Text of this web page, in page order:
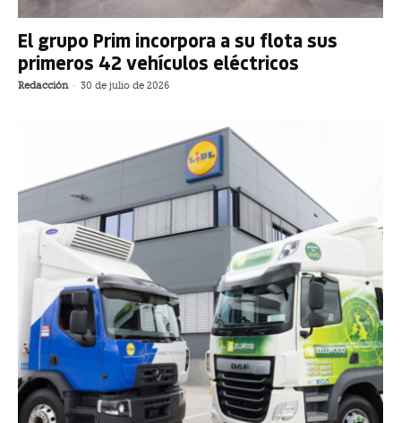
El grupo Prim incorpora a su flota sus
primeros 42 vehículos eléctricos
Redacción - 30 de julio de 2026